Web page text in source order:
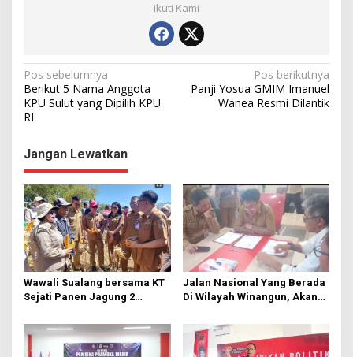
Ikuti Kami
N
a
v
i
g
a
s
i
p
o
s
Pos sebelumnya
Berikut 5 Nama Anggota
KPU Sulut yang Dipilih KPU
RI
Pos berikutnya
Panji Yosua GMIM Imanuel
Wanea Resmi Dilantik
Jangan Lewatkan
Wawali Sualang bersama KT
Sejati Panen Jagung 2
Jalan Nasional Yang Berada
Di Wilayah Winangun, Akan